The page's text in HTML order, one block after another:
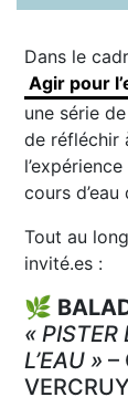
Dans le
Agir pour
une série
de réfléchir
cours
Tout au
invité.es :
🌿
« PISTER
L’EAU » –